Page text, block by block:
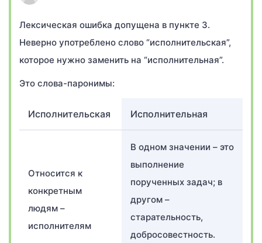
Лексическая ошибка допущена в пункте 3.
Неверно употреблено слово “исполнительская”,
которое нужно заменить на “исполнительная”.
Это слова-паронимы:
Исполнительская Исполнительная
Относится к
конкретным
людям –
исполнителям
В одном значении – это
выполнение
порученных задач; в
другом –
старательность,
добросовестность.